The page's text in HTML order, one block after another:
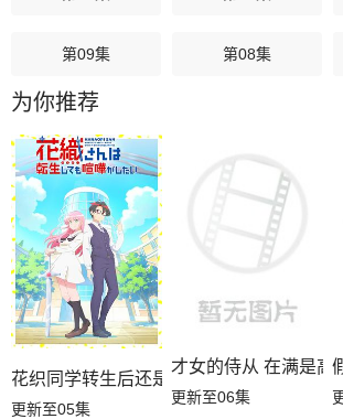
第09集 第08集
第06集
第03集
为你推荐
花织同学转生后还是想干架
更新至05集
才女的侍从 在满是高
更新至06集